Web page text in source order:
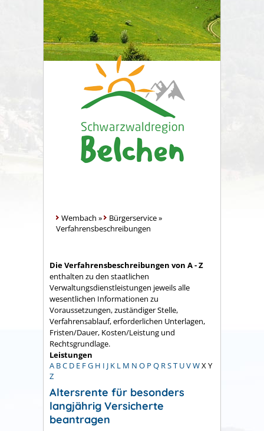
Wembach » Bürgerservice»
Verfahrensbeschreibungen
Die Verfahrensbeschreibungen von A - Z
enthalten zu den staatlichen
Verwaltungsdienstleistungen jeweils alle
wesentlichen Informationen zu
Voraussetzungen, zuständiger Stelle,
Verfahrensablauf, erforderlichen Unterlagen,
Fristen/Dauer, Kosten/Leistung und
Rechtsgrundlage.
Leistungen
A BC D E FG H I J K L M N O P Q RST UVWX Y
Z
Altersrente für besonders
langjährig Versicherte
beantragen